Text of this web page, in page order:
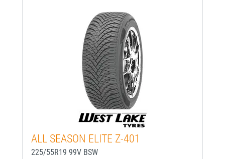
ALL SEASON ELITE Z-401
225/55R19 99V BSW